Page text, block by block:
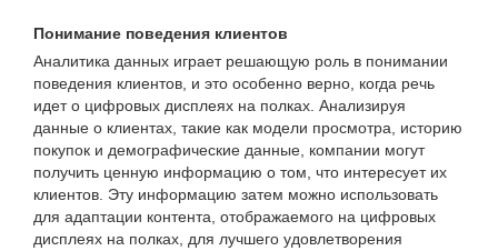
Понимание поведения клиентов
Аналитика данных играет решающую роль в понимании
поведения клиентов, и это особенно верно, когда речь
идет о цифровых дисплеях на полках. Анализируя
данные о клиентах, такие как модели просмотра, историю
покупок и демографические данные, компании могут
получить ценную информацию о том, что интересует их
клиентов. Эту информацию затем можно использовать
для адаптации контента, отображаемого на цифровых
дисплеях на полках, для лучшего удовлетворения